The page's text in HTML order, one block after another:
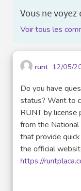
Vous ne
Voir tous les
runt 12/05/
Do you have
status? Want to
RUNT by license
from the
that provide
the official
https://